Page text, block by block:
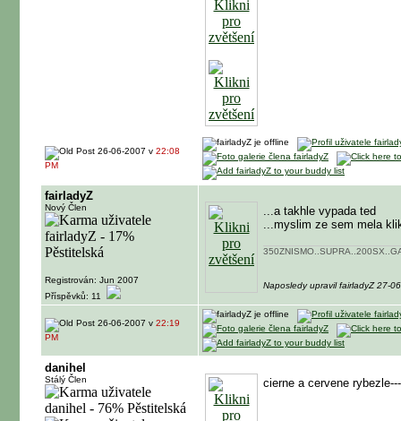
26-06-2007 v 22:08
PM
fairladyZ
Nový Člen
Registrován: Jun 2007
Příspěvků: 11
...a takhle vypada ted
...myslim ze sem mela
Naposledy upravil fairladyZ 27-
26-06-2007 v 22:19
PM
danihel
Stálý Člen cierne a cervene rybezle